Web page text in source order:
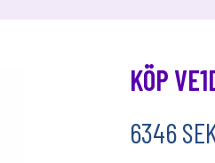
KÖP
6346